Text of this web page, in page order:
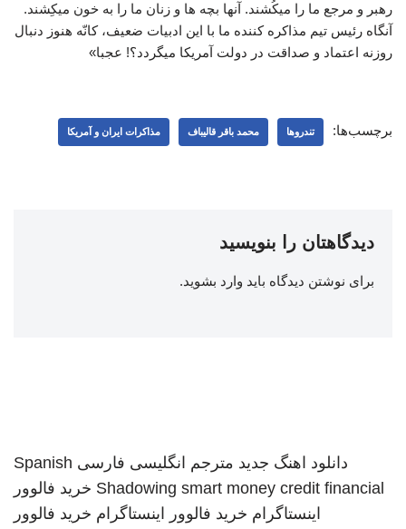
رهبر و مرجع ما را میکُشند. آنها بچه ها و زنان ما را به خون میکِشند.
آنگاه رئیس تیم مذاکره کننده ما با این ادبیات ضعیف، کانّه هنوز دنبال
روزنه اعتماد و صداقت در دولت آمریکا میگردد؟! عجبا»
برچسب‌ها: تندروها محمد باقر قالیباف مذاکرات ایران و آمریکا
دیدگاهتان را بنویسید
برای نوشتن دیدگاه باید وارد بشوید.
دانلود اهنگ جدید مترجم انگلیسی فارسی Spanish
Shadowing smart money credit financial
خرید فالوور
اینستاگرام خرید فالوور اینستاگرام خرید فالوور